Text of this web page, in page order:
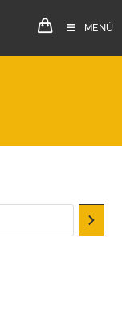
MENÚ